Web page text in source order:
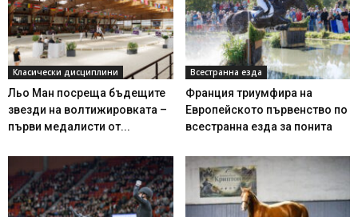
Класически дисциплини
Льо Ман посреща бъдещите
звезди на волтижировката –
първи медалисти от...
Всестранна езда
Франция триумфира на
Европейското първенство по
всестранна езда за понита